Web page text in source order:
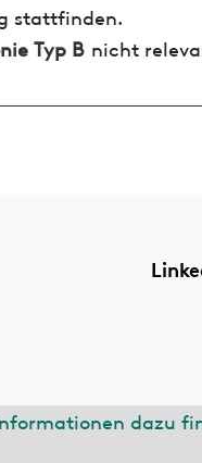
dazu
stattfinden.
Typ B nicht